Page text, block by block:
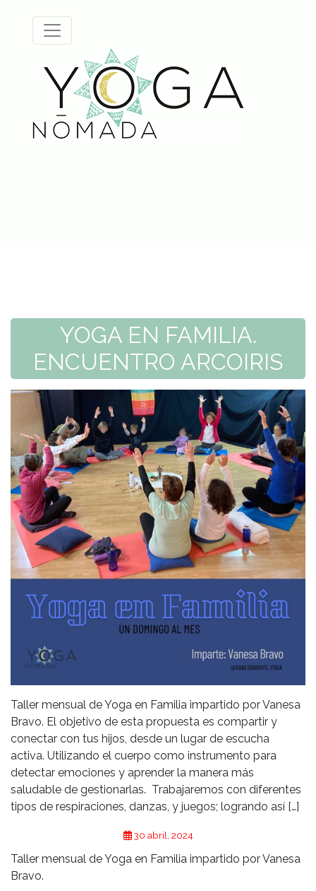
ESPECIALES
YOGA EN FAMILIA.
ENCUENTRO ARCOIRIS
Taller mensual de Yoga en Familia impartido por Vanesa
Bravo. El objetivo de esta propuesta es compartir y
conectar con tus hijos, desde un lugar de escucha
activa. Utilizando el cuerpo como instrumento para
detectar emociones y aprender la manera más
saludable de gestionarlas. Trabajaremos con diferentes
tipos de respiraciones, danzas, y juegos; logrando así […]
30 abril, 2024
Taller mensual de Yoga en Familia impartido por Vanesa
Bravo.